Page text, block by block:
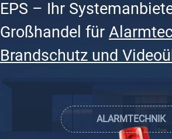
EPS – Ihr
Großhandel für
Brandschutz und
ALARMTECHNIK